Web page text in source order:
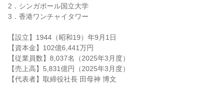
2．シンガポール国立大学
3．香港ワンチャイタワー
【設立】1944（昭和19）年9月1日
【資本金】102億6,441万円
【従業員数】8,037名（2025年3月度）
【売上高】5,831億円（2025年3月度）
【代表者】取締役社長 田母神 博文